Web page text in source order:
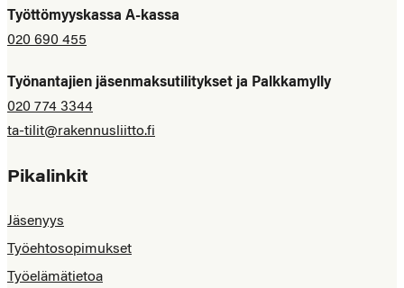
Työttömyyskassa A-kassa
020 690 455
Työnantajien jäsenmaksutilitykset ja Palkkamylly
020 774 3344
ta-tilit@rakennusliitto.fi
Pikalinkit
Jäsenyys
Työehtosopimukset
Työelämätietoa